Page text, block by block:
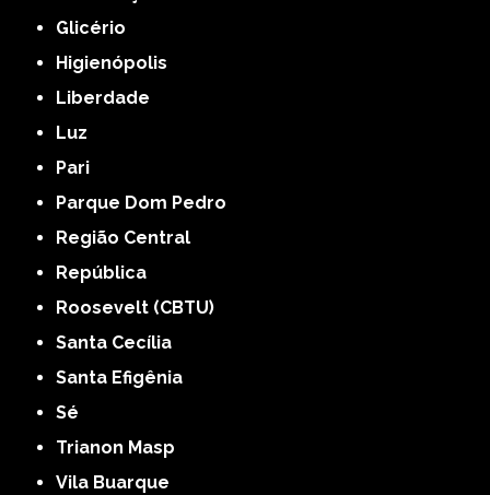
Glicério
Higienópolis
Liberdade
Luz
Pari
Parque Dom Pedro
Região Central
República
Roosevelt (CBTU)
Santa Cecília
Santa Efigênia
Sé
Trianon Masp
Vila Buarque